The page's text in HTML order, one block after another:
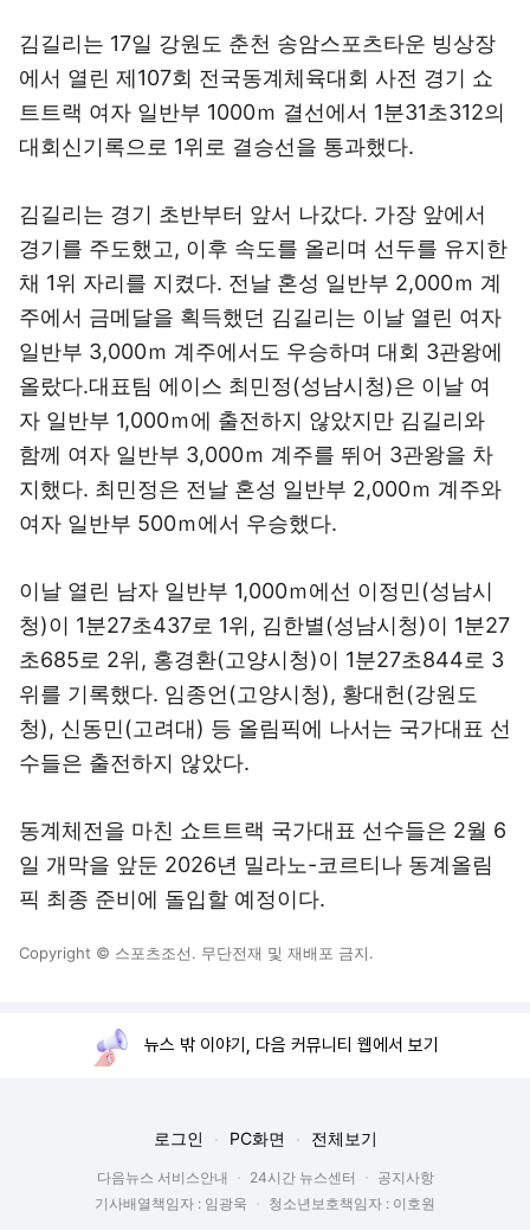
김길리는 17일 강원도 춘천 송암스포츠타운 빙상장
에서 열린 제107회 전국동계체육대회 사전 경기 쇼
트트랙 여자 일반부 1000ｍ 결선에서 1분31초312의
대회신기록으로 1위로 결승선을 통과했다.
김길리는 경기 초반부터 앞서 나갔다. 가장 앞에서
경기를 주도했고, 이후 속도를 올리며 선두를 유지한
채 1위 자리를 지켰다. 전날 혼성 일반부 2,000ｍ 계
주에서 금메달을 획득했던 김길리는 이날 열린 여자
일반부 3,000ｍ 계주에서도 우승하며 대회 3관왕에
올랐다.대표팀 에이스 최민정(성남시청)은 이날 여
자 일반부 1,000ｍ에 출전하지 않았지만 김길리와
함께 여자 일반부 3,000ｍ 계주를 뛰어 3관왕을 차
지했다. 최민정은 전날 혼성 일반부 2,000ｍ 계주와
여자 일반부 500ｍ에서 우승했다.
이날 열린 남자 일반부 1,000ｍ에선 이정민(성남시
청)이 1분27초437로 1위, 김한별(성남시청)이 1분27
초685로 2위, 홍경환(고양시청)이 1분27초844로 3
위를 기록했다. 임종언(고양시청), 황대헌(강원도
청), 신동민(고려대) 등 올림픽에 나서는 국가대표 선
수들은 출전하지 않았다.
동계체전을 마친 쇼트트랙 국가대표 선수들은 2월 6
일 개막을 앞둔 2026년 밀라노-코르티나 동계올림
픽 최종 준비에 돌입할 예정이다.
Copyright © 스포츠조선. 무단전재 및 재배포 금지.
뉴스 밖 이야기, 다음 커뮤니티 웹에서 보기
로그인 PC화면 전체보기
다음뉴스 서비스안내 24시간 뉴스센터
공지사항
기사배열책임자 : 임광욱
청소년보호책임자 : 이호원